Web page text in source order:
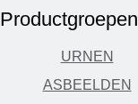
Productgroepen
URNEN
ASBEELDEN